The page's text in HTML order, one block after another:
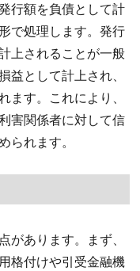
行額を負債として計
で処理します。発行
上されることが一般
益として計上され、
ます。これにより、
害関係者に対して信
られます。
があります。まず、
格付けや引受金融機